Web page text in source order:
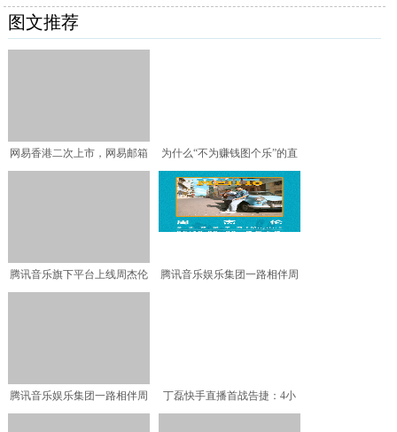
图文推荐
网易香港二次上市，网易邮箱
为什么“不为赚钱图个乐”的直
播反而爆了？丁磊是怎
腾讯音乐旗下平台上线周杰伦
腾讯音乐娱乐集团一路相伴周
腾讯音乐娱乐集团一路相伴周
丁磊快手直播首战告捷：4小